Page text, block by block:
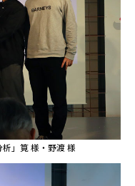
析」筧 様・野渡 様